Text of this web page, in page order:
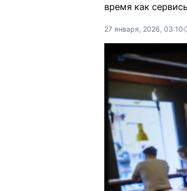
время как
27 января, 2026, 03:10